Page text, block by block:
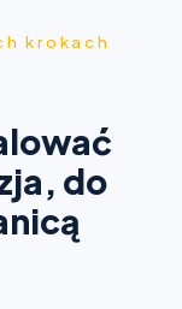
krokach
do